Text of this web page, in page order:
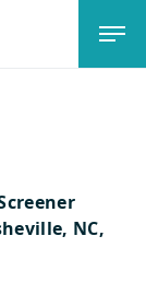
NC,